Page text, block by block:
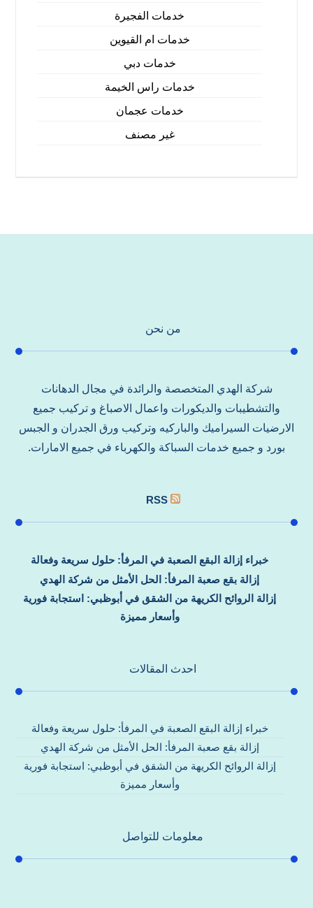
خدمات الفجيرة
خدمات ام القيوين
خدمات دبي
خدمات راس الخيمة
خدمات عجمان
غير مصنف
من نحن
شركة الهدي المتخصصة والرائدة في مجال الدهانات
والتشطيبات والديكورات واعمال الاصباغ و تركيب جميع
الارضيات السيراميك والباركيه وتركيب ورق الجدران و الجبس
بورد و جميع خدمات السباكة والكهرباء في جميع الامارات.
RSS
خبراء إزالة البقع الصعبة في المرفأ: حلول سريعة وفعالة
إزالة بقع صعبة المرفأ: الحل الأمثل من شركة الهدي
إزالة الروائح الكريهة من الشقق في أبوظبي: استجابة فورية
وأسعار مميزة
احدث المقالات
خبراء إزالة البقع الصعبة في المرفأ: حلول سريعة وفعالة
إزالة بقع صعبة المرفأ: الحل الأمثل من شركة الهدي
إزالة الروائح الكريهة من الشقق في أبوظبي: استجابة فورية
وأسعار مميزة
معلومات للتواصل